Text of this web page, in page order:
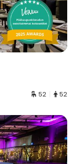
52 52